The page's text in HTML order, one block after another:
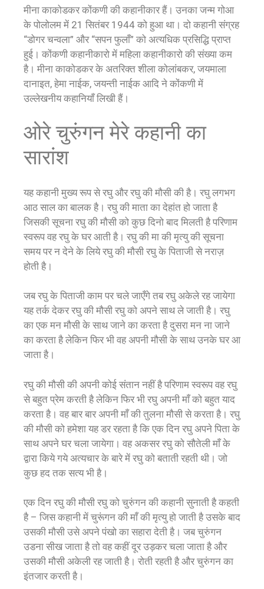
मीना काकोडकर कोंकणी की कहानीकार हैं। उनका जन्म गोआ
के पोलोलम में 21 सितंबर 1944 को हुआ था। दो कहानी संग्रह
“डोगर चन्वला” और “सपन फुलाँ” को अत्यधिक प्रसिद्धि प्राप्त
हुई। कोंकणी कहानीकारो में महिला कहानीकारो की संख्या कम
है। मीना काकोडकर के अतरिक्त शीला कोलांबकर, जयमाला
दानाइत, हेमा नाईक, जयन्ती नाईक आदि ने कोंकणी में
उल्लेखनीय कहानियाँ लिखी हैं।
ओरे चुरुंगन मेरे कहानी का
सारांश
यह कहानी मुख्य रूप से रघु और रघु की मौसी की है। रघु लगभग
आठ साल का बालक है। रघु की माता का देहांत हो जाता है
जिसकी सूचना रघु की मौसी को कुछ दिनो बाद मिलती है परिणाम
स्वरूप वह रघु के घर आती है। रघु की मा की मृत्यु की सूचना
समय पर न देने के लिये रघु की मौसी रघु के पिताजी से नराज़
होती है।
जब रघु के पिताजी काम पर चले जाएँगे तब रघु अकेले रह जायेगा
यह तर्क देकर रघु की मौसी रघु को अपने साथ ले जाती है। रघु
का एक मन मौसी के साथ जाने का करता है दुसरा मन ना जाने
का करता है लेकिन फिर भी वह अपनी मौसी के साथ उनके घर आ
जाता है।
रघु की मौसी की अपनी कोई संतान नहीं है परिणाम स्वरूप वह रघु
से बहुत प्रेम करती है लेकिन फिर भी रघु अपनी माँ को बहुत याद
करता है। वह बार बार अपनी माँ की तुलना मौसी से करता है। रघु
की मौसी को हमेशा यह डर रहता है कि एक दिन रघु अपने पिता के
साथ अपने घर चला जायेगा। वह अकसर रघु को सौतेली माँ के
द्वारा किये गये अत्यचार के बारे में रघु को बताती रहती थी। जो
कुछ हद तक सत्य भी है।
एक दिन रघु की मौसी रघु को चुरुंगन की कहानी सुनाती है कहती
है – जिस कहानी में चुरूंगन की माँ की मृत्यु हो जाती है उसके बाद
उसकी मौसी उसे अपने पंखो का सहारा देती है। जब चुरुंगन
उडना सीख जाता है तो वह कहीं दूर उड़कर चला जाता है और
उसकी मौसी अकेली रह जाती है। रोती रहती है और चुरुंगन का
इंतजार करती है।